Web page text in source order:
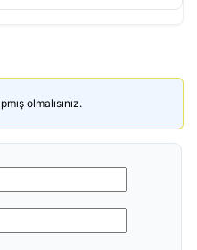
olmalısınız.